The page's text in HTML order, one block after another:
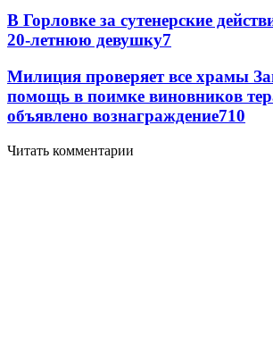
В Горловке за сутенерские
20-летнюю девушку7
Милиция проверяет все храмы
помощь в поимке виновников
объявлено вознаграждение710
Читать комментарии